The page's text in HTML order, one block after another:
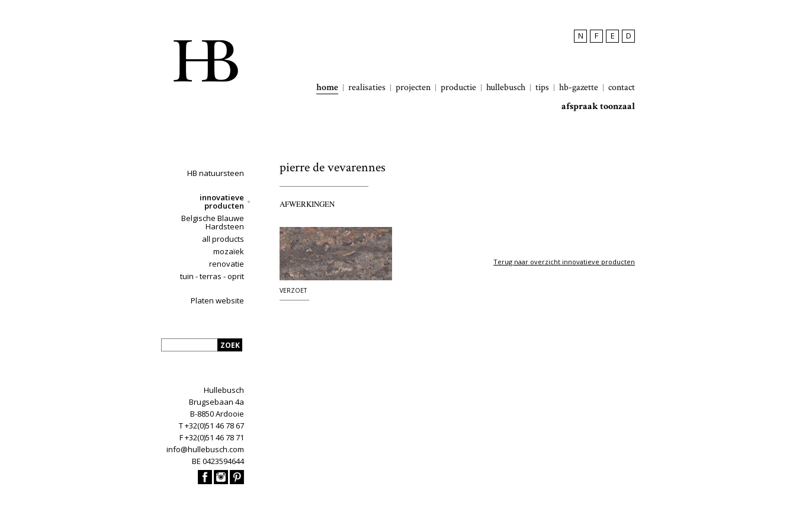
N F E D
home realisaties projecten productie hullebusch tips hb-gazette
contact
afspraak toonzaal
HB natuursteen
innovatieve
producten
Belgische Blauwe
Hardsteen
all products
mozaïek
renovatie
tuin - terras - oprit
Platen website
Hullebusch
Brugsebaan 4a
B-8850 Ardooie
T +32(0)51 46 78 67
F +32(0)51 46 78 71
info@hullebusch.com
BE 0423594644
pierre de vevarennes
AFWERKINGEN
VERZOET
Terug naar overzicht innovatieve producten